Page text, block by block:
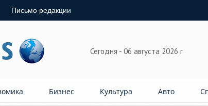
Письмо редакции
Сегодня - 06 августа 2026 г
Бизнес Культура Авто